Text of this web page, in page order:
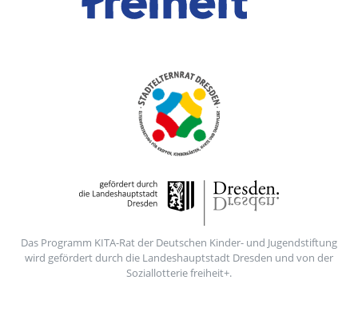
Das Programm KITA-Rat der Deutschen Kinder- und Jugendstiftung
wird gefördert durch die Landeshauptstadt Dresden und von der
Soziallotterie freiheit+.